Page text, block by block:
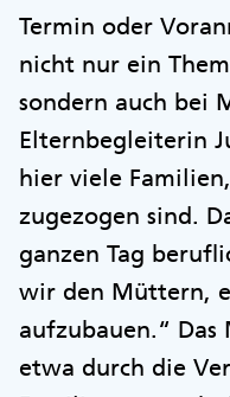
Termin oder
nicht nur ein
sondern auch bei
Elternbegleiterin
hier viele
zugezogen sind.
ganzen Tag
wir den Müttern,
aufzubauen.“
etwa durch die